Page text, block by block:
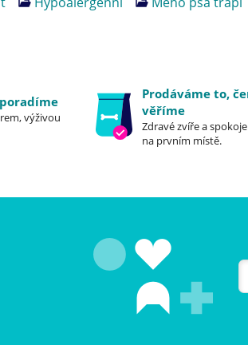
výživou
Prodáváme to,
věříme
Zdravé zvíře a
na prvním místě.